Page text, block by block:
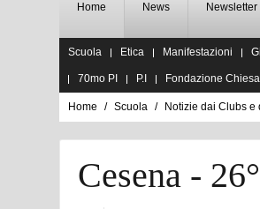
Home News Newsletter
Scuola Etica Manifestazioni
70mo PI P.I Fondazione Chiesa
Home Scuola Notizie dai Clubs e
Cesena -